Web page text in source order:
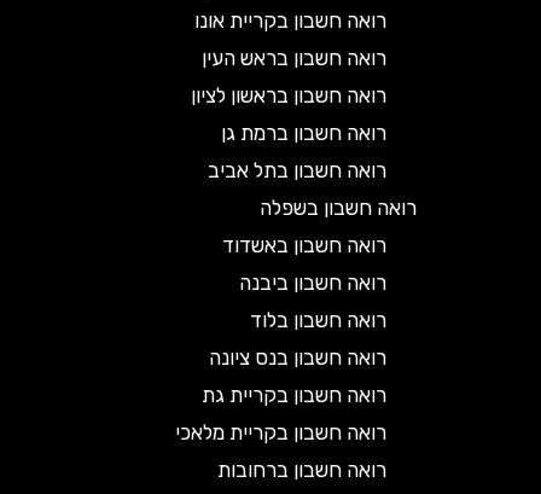
רואה חשבון בקריית אונו
רואה חשבון בראש העין
רואה חשבון בראשון לציון
רואה חשבון ברמת גן
רואה חשבון בתל אביב
רואה חשבון בשפלה
רואה חשבון באשדוד
רואה חשבון ביבנה
רואה חשבון בלוד
רואה חשבון בנס ציונה
רואה חשבון בקריית גת
רואה חשבון בקריית מלאכי
רואה חשבון ברחובות